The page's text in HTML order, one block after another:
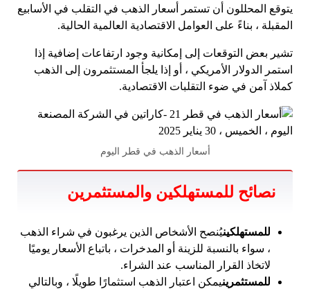
يتوقع المحللون أن تستمر أسعار الذهب في التقلب في الأسابيع
المقبلة ، بناءً على العوامل الاقتصادية العالمية الحالية.
تشير بعض التوقعات إلى إمكانية وجود ارتفاعات إضافية إذا
استمر الدولار الأمريكي ، أو إذا يلجأ المستثمرون إلى الذهب
كملاذ آمن في ضوء التقلبات الاقتصادية.
أسعار الذهب في قطر اليوم
نصائح للمستهلكين والمستثمرين
للمستهلكينيُنصح الأشخاص الذين يرغبون في شراء الذهب
، سواء بالنسبة للزينة أو المدخرات ، باتباع الأسعار يوميًا
لاتخاذ القرار المناسب عند الشراء.
للمستثمرينيمكن اعتبار الذهب استثمارًا طويلًا ، وبالتالي